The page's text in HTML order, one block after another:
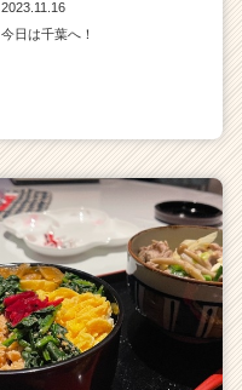
2023.11.16
今日は千葉へ！